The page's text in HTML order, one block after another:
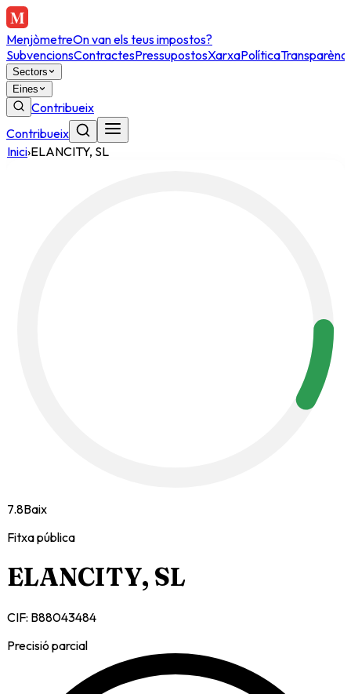
MenjòmetreOn van els teus impostos?
SubvencionsContractesPressupostosXarxaPolítica
Sectors
Eines
Contribueix
Contribueix
Inici›ELANCITY, SL
7.8Baix
Fitxa pública
ELANCITY, SL
CIF: B88043484
Precisió parcial